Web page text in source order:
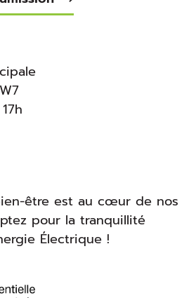
être est au cœur de nos
pour la tranquillité
Électrique !